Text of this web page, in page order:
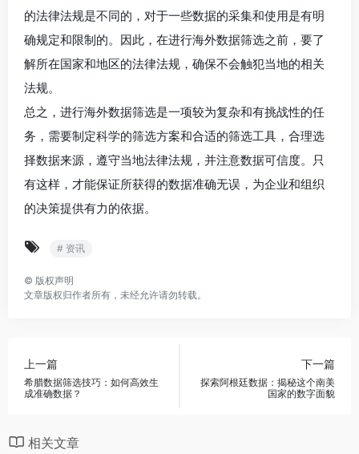
的法律法规是不同的，对于一些数据的采集和使用是有明
确规定和限制的。因此，在进行海外数据筛选之前，要了
解所在国家和地区的法律法规，确保不会触犯当地的相关
法规。
总之，进行海外数据筛选是一项较为复杂和有挑战性的任
务，需要制定科学的筛选方案和合适的筛选工具，合理选
择数据来源，遵守当地法律法规，并注意数据可信度。只
有这样，才能保证所获得的数据准确无误，为企业和组织
的决策提供有力的依据。
# 资讯
© 版权声明
文章版权归作者所有，未经允许请勿转载。
上一篇
希腊数据筛选技巧：如何高效生
成准确数据？
下一篇
探索阿根廷数据：揭秘这个南美
国家的数字面貌
相关文章